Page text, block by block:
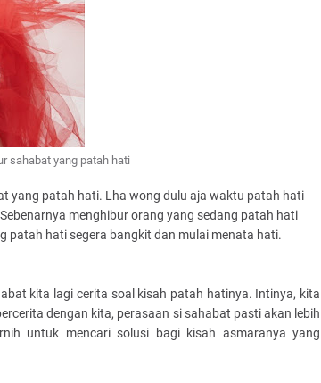
sahabat yang patah hati
yang patah hati. Lha wong dulu aja waktu patah hati
menghibur orang yang sedang patah hati
patah hati segera bangkit dan mulai menata hati.
kita lagi cerita soal kisah patah hatinya. Intinya, kita
dengan kita, perasaan si sahabat pasti akan lebih
untuk mencari solusi bagi kisah asmaranya yang